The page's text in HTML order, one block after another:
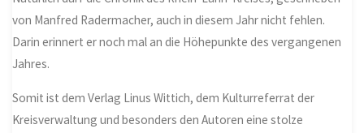
von Manfred Radermacher, auch in diesem Jahr nicht fehlen.
Darin erinnert er noch mal an die Höhepunkte des vergangenen
Jahres.
Somit ist dem Verlag Linus Wittich, dem Kulturreferrat der
Kreisverwaltung und besonders den Autoren eine stolze